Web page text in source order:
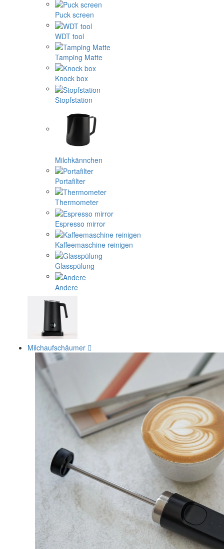
Puck screen
WDT tool
Tamping Matte
Knock box
Stopfstation
Milchkännchen
Portafilter
Thermometer
Espresso mirror
Kaffeemaschine reinigen
Glasspülung
Andere
Milchaufschäumer